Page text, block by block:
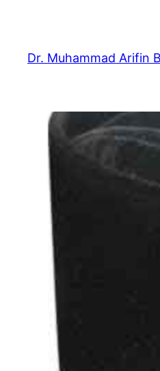
content
Dr. Muhammad Arifin